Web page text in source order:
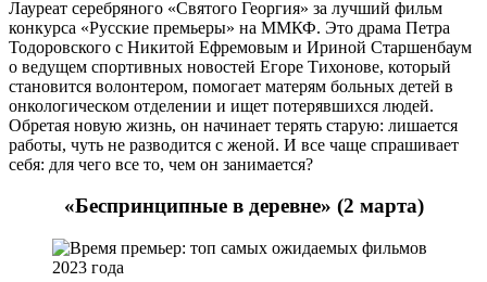
Лауреат серебряного «Святого Георгия» за лучший фильм
конкурса «Русские премьеры» на ММКФ. Это драма Петра
Тодоровского с Никитой Ефремовым и Ириной Старшенбаум
о ведущем спортивных новостей Егоре Тихонове, который
становится волонтером, помогает матерям больных детей в
онкологическом отделении и ищет потерявшихся людей.
Обретая новую жизнь, он начинает терять старую: лишается
работы, чуть не разводится с женой. И все чаще спрашивает
себя: для чего все то, чем он занимается?
«Беспринципные в деревне» (2 марта)